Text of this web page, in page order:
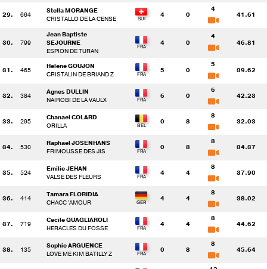
29. 664
Stella MORANGE
CRISTALLO DE LA CENSE
4 0
4
41.61
30. 799
Jean Baptiste
SEJOURNE
ESPION DE TURAN
4 0
4
46.81
31. 465
Helene GOUJON
CRISTALIN DE BRIAND Z
5 0
5
39.62
32. 384
Agnes DULLIN
NAIROBI DE LA VAULX
6 0
6
42.23
33. 295
Chanael COLARD
ORILLA
0 8
8
32.03
34. 530
Raphael JOSENHANS
FRIMOUSSE DES JIS
0 8
8
34.37
35. 524
Emilie JEHAN
VALSE DES FLEURS
4 4
8
37.90
36. 414
Tamara FLORIDIA
CHACC 'AMOUR
4 4
8
38.02
37. 719
Cecile QUAGLIAROLI
HERACLES DU FOSSE
4 4
8
44.62
38. 135
Sophie ARGUENCE
LOVE ME KIM BATILLY Z
0 8
8
45.64